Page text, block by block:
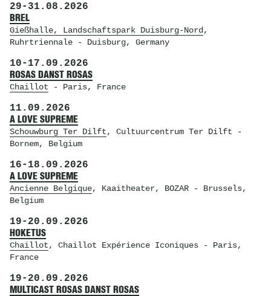
29- 31.08.2026
BREL
Gießhalle, Landschaftspark Duisburg-Nord ,
Ruhrtriennale- Duisburg, Germany
10- 17.09.2026
ROSAS DANST ROSAS
Chaillot - Paris, France
11.09.2026
A LOVE SUPREME
Schouwburg Ter Dilft, Cultuurcentrum Ter Dilft -
Bornem, Belgium
16- 18.09.2026
A LOVE SUPREME
Ancienne Belgique, Kaaitheater, BOZAR- Brussels,
Belgium
19- 20.09.2026
HOKETUS
Chaillot, Chaillot Expérience Iconiques- Paris,
France
19- 20.09.2026
MULTICAST ROSAS DANST ROSAS